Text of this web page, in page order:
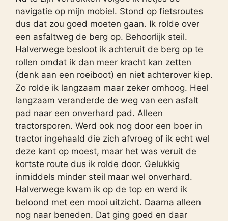
navigatie op mijn mobiel. Stond op fietsroutes
dus dat zou goed moeten gaan. Ik rolde over
een asfaltweg de berg op. Behoorlijk steil.
Halverwege besloot ik achteruit de berg op te
rollen omdat ik dan meer kracht kan zetten
(denk aan een roeiboot) en niet achterover kiep.
Zo rolde ik langzaam maar zeker omhoog. Heel
langzaam veranderde de weg van een asfalt
pad naar een onverhard pad. Alleen
tractorsporen. Werd ook nog door een boer in
tractor ingehaald die zich afvroeg of ik echt wel
deze kant op moest, maar het was veruit de
kortste route dus ik rolde door. Gelukkig
inmiddels minder steil maar wel onverhard.
Halverwege kwam ik op de top en werd ik
beloond met een mooi uitzicht. Daarna alleen
nog naar beneden. Dat ging goed en daar